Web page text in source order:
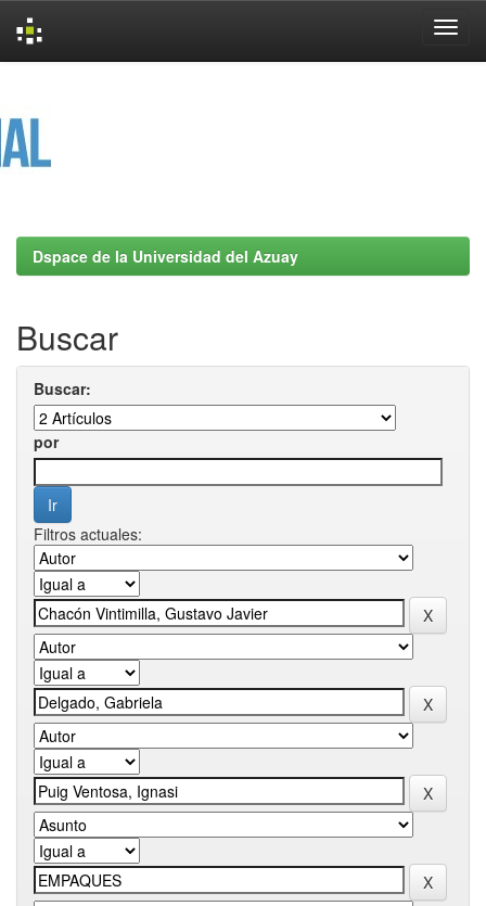
Dspace de la Universidad del Azuay
Buscar
Buscar:
por
Filtros actuales: